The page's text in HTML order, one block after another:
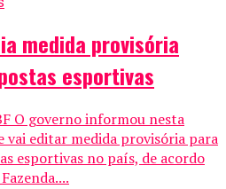
medida provisória
esportivas
O governo informou nesta
vai editar medida provisória para
esportivas no país, de acordo